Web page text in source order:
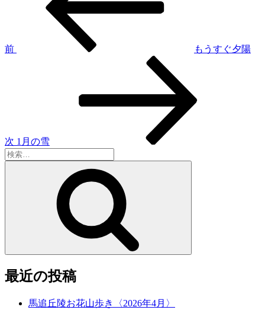
ゲ
前
もうすぐ夕陽
次 1月の雪
検
索:
最近の投稿
馬追丘陵お花山歩き〈2026年4月〉